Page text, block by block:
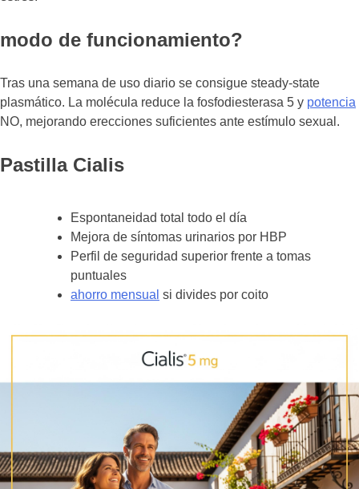
modo de funcionamiento?
Tras una semana de uso diario se consigue steady-state
plasmático. La molécula reduce la fosfodiesterasa 5 y potencia
NO, mejorando erecciones suficientes ante estímulo sexual.
Pastilla Cialis
Espontaneidad total todo el día
Mejora de síntomas urinarios por HBP
Perfil de seguridad superior frente a tomas
puntuales
ahorro mensual si divides por coito